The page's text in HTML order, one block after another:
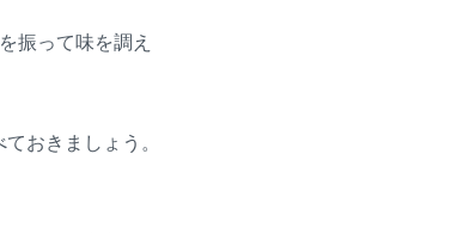
振って味を調え
おきましょう。